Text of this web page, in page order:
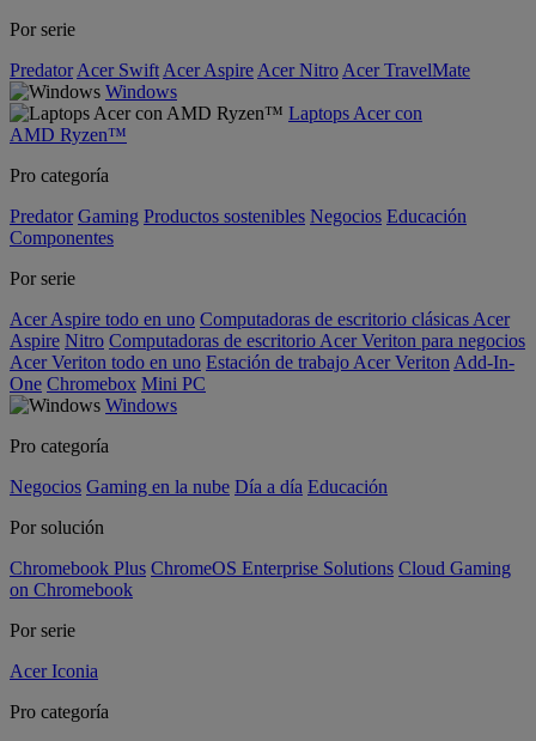
Por serie
Predator Acer Swift Acer Aspire Acer Nitro Acer TravelMate
Windows
Laptops Acer con
AMD Ryzen™
Pro categoría
Predator Gaming Productos sostenibles Negocios Educación
Componentes
Por serie
Acer Aspire todo en uno Computadoras de escritorio clásicas Acer
Aspire Nitro Computadoras de escritorio Acer Veriton para negocios
Acer Veriton todo en uno Estación de trabajo Acer Veriton Add-In-
One Chromebox Mini PC
Windows
Pro categoría
Negocios Gaming en la nube Día a día Educación
Por solución
Chromebook Plus ChromeOS Enterprise Solutions Cloud Gaming
on Chromebook
Por serie
Acer Iconia
Pro categoría